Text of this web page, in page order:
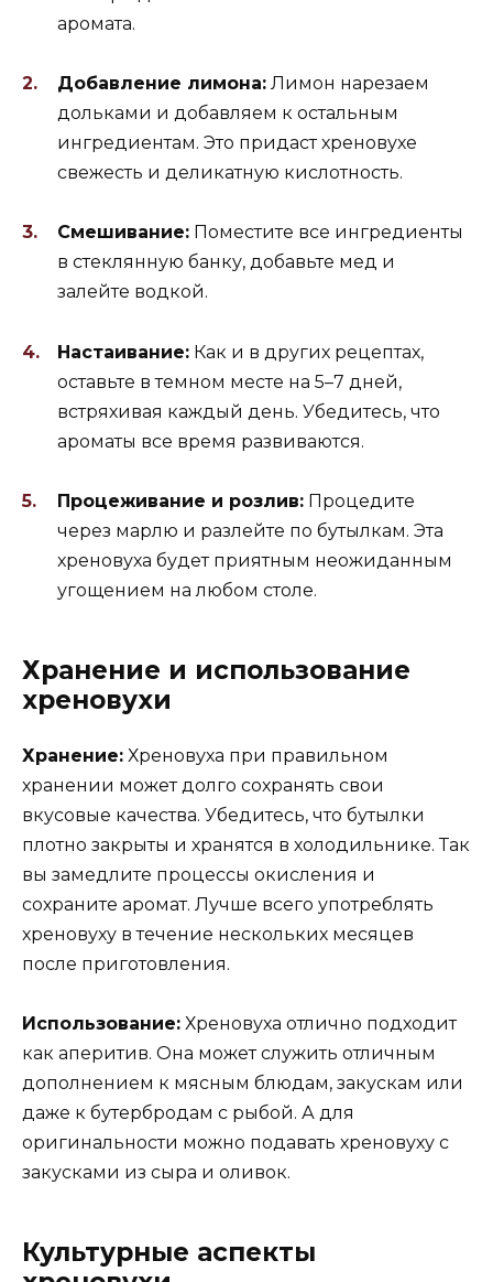
аромата.
Добавление лимона: Лимон нарезаем
дольками и добавляем к остальным
ингредиентам. Это придаст хреновухе
свежесть и деликатную кислотность.
Смешивание: Поместите все ингредиенты
в стеклянную банку, добавьте мед и
залейте водкой.
Настаивание: Как и в других рецептах,
оставьте в темном месте на 5–7 дней,
встряхивая каждый день. Убедитесь, что
ароматы все время развиваются.
Процеживание и розлив: Процедите
через марлю и разлейте по бутылкам. Эта
хреновуха будет приятным неожиданным
угощением на любом столе.
Хранение и использование
хреновухи
Хранение: Хреновуха при правильном
хранении может долго сохранять свои
вкусовые качества. Убедитесь, что бутылки
плотно закрыты и хранятся в холодильнике. Так
вы замедлите процессы окисления и
сохраните аромат. Лучше всего употреблять
хреновуху в течение нескольких месяцев
после приготовления.
Использование: Хреновуха отлично подходит
как аперитив. Она может служить отличным
дополнением к мясным блюдам, закускам или
даже к бутербродам с рыбой. А для
оригинальности можно подавать хреновуху с
закусками из сыра и оливок.
Культурные аспекты